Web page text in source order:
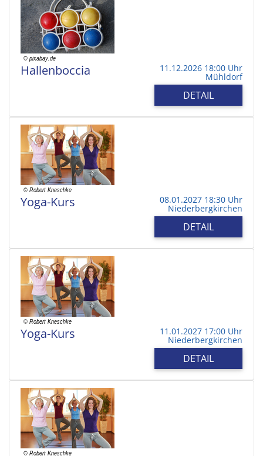
Hallenboccia 11.12.2026 18:00 Uhr
Mühldorf
DETAIL
Yoga-Kurs 08.01.2027 18:30 Uhr
Niederbergkirchen
DETAIL
Yoga-Kurs 11.01.2027 17:00 Uhr
Niederbergkirchen
DETAIL